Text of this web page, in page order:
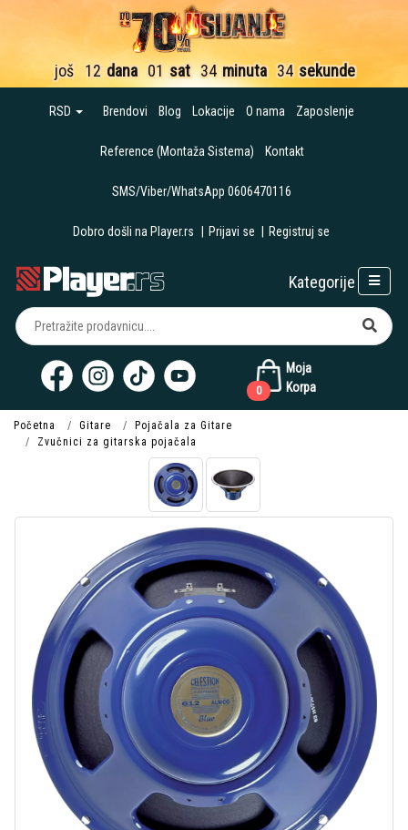
još 12 dana 01 sat 34 minuta 33 sekunde
RSD Brendovi Blog Lokacije O nama Zaposlenje
Reference (Montaža Sistema) Kontakt
SMS/Viber/WhatsApp 0606470116
Dobro došli na Player.rs Prijavi se Registruj se
Moja
Korpa
0
Kategorije
Početna Gitare
Pojačala za Gitare
Zvučnici za gitarska pojačala